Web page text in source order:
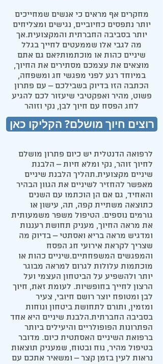
רוצים חיוך מושלם? הקליקו כאן
מחקרים אף מראים כי אנשים שמחייכים
יותר נתפסים כחיוביים, נגישים ומצליחים
יותר בסביבה החברתית והמקצועית.אך
מה לגבי אלו שממעטים לחייך בגלל
שיניים כהות או מוכתמות?אם גם אתם
מוצאים את עצמכם מסתירים את החיוך,
במיוחד רגע לפני מפגשי חג ומשפחה,
הכתבה הזו בדיוק בשבילכם – עם פתרון
פשוט, מהיר ואפקטיבי שיעזור לכם להגיע
לחג הפסח עם חיוך לבן, נקי וזוהר
לרפואה הדנטלית יש כיום פתרון מושלם
לחיוך זוהר, נקי ומלא חיות – הלבנת
שיניים מקצועית.תהליך הלבנת שיניים
מאפשר להחזיר לשיניים את הגוון הבהיר
והאחיד, גם אם הן הוכתמו עם השנים
כתוצאה משתיית קפה, תה, עישון או
גורמים נוספים. הטיפול משפר משמעותית
את מראה החיוך, מעניק תחושת רעננות
ומדגיש מראה בריא ואסתטי – בדיוק מה
שצריך לקראת אירועי חג הפסח
והמפגשים המשפחתיים.שיניים כהות או
מוכתמות עלולות לגרום למראה מבוגר
יותר ולהשפיע על הביטחון העצמי ועל
הרצון לחייך בחופשיות. לעומת זאת, חיוך
לבן ומטופח יוצר רושם חיובי, צעיר
ומזמין, ותורם לתחושת ביטחון ונוחות
בסביבה החברתית.הלבנת שיניים היא אחד
הפתרונות הפופולריים והיעילים ביותר
ברפואת השיניים האסתטית כיום. מדובר
בטיפול מהיר, נוח ובטוח, שמעניק תוצאות
נראות לעין בזמן קצר – ומשאיר אתכם עם